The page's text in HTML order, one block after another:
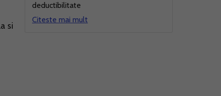
si
deductibilitate
Citeste mai mult